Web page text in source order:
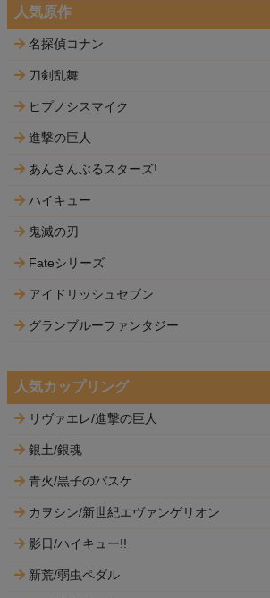
人気原作
名探偵コナン
刀剣乱舞
ヒプノシスマイク
進撃の巨人
あんさんぶるスターズ!
ハイキュー
鬼滅の刃
Fateシリーズ
アイドリッシュセブン
グランブルーファンタジー
人気カップリング
リヴァエレ/進撃の巨人
銀土/銀魂
青火/黒子のバスケ
カヲシン/新世紀エヴァンゲリオン
影日/ハイキュー!!
新荒/弱虫ペダル